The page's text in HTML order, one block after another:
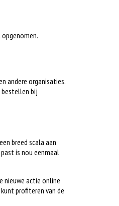
opgenomen.
andere organisaties.
bij
breed scala aan
is nou eenmaal
nieuwe actie online
profiteren van de